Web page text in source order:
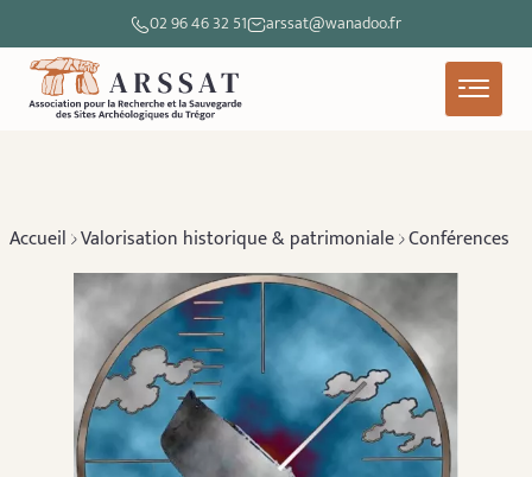
02 96 46 32 51 arssat@wanadoo.fr
Accueil Valorisation historique & patrimoniale Conférences